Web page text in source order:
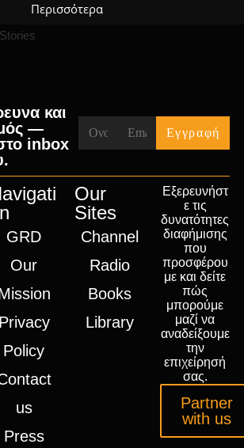
Περισσότερα
και
—
inbox
GRD
Our
Privacy
Policy
us
Press
Our
Sites
Channel
Radio
Books
Library
Εξερευνήστ
ε τις
δυνατότητες
διαφήμισης
που
προσφέρου
με και δείτε
πώς
μπορούμε
μαζί να
αναδείξουμε
την
επιχείρησή
σας.
Partner
with us